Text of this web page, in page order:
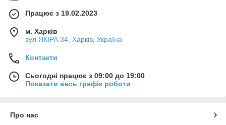
Працює з 19.02.2023
м. Харків
вул ЯКІРА 34, Харків, Україна
Контакти
Сьогодні працює з 09:00 до 19:00
Показати весь графік роботи
Про нас